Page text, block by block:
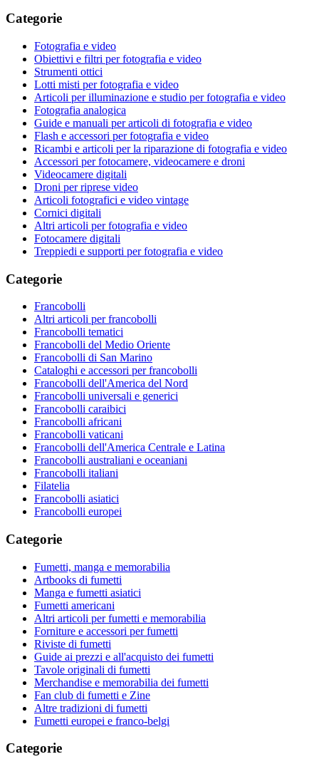
Categorie
Fotografia e video
Obiettivi e filtri per fotografia e video
Strumenti ottici
Lotti misti per fotografia e video
Articoli per illuminazione e studio per fotografia e video
Fotografia analogica
Guide e manuali per articoli di fotografia e video
Flash e accessori per fotografia e video
Ricambi e articoli per la riparazione di fotografia e video
Accessori per fotocamere, videocamere e droni
Videocamere digitali
Droni per riprese video
Articoli fotografici e video vintage
Cornici digitali
Altri articoli per fotografia e video
Fotocamere digitali
Treppiedi e supporti per fotografia e video
Categorie
Francobolli
Altri articoli per francobolli
Francobolli tematici
Francobolli del Medio Oriente
Francobolli di San Marino
Cataloghi e accessori per francobolli
Francobolli dell'America del Nord
Francobolli universali e generici
Francobolli caraibici
Francobolli africani
Francobolli vaticani
Francobolli dell'America Centrale e Latina
Francobolli australiani e oceaniani
Francobolli italiani
Filatelia
Francobolli asiatici
Francobolli europei
Categorie
Fumetti, manga e memorabilia
Artbooks di fumetti
Manga e fumetti asiatici
Fumetti americani
Altri articoli per fumetti e memorabilia
Forniture e accessori per fumetti
Riviste di fumetti
Guide ai prezzi e all'acquisto dei fumetti
Tavole originali di fumetti
Merchandise e memorabilia dei fumetti
Fan club di fumetti e Zine
Altre tradizioni di fumetti
Fumetti europei e franco-belgi
Categorie